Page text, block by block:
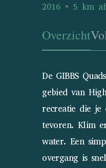
2016 5 km
Overzicht
De GIBBS
gebied van
recreatie die je
tevoren. Klim
water. Een
overgang is